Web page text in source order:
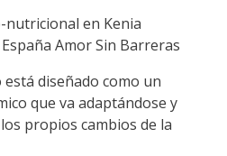
diseñado como un
que va adaptándose y
propios cambios de la